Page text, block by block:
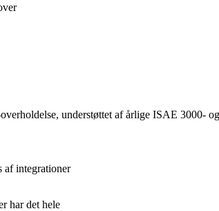
understøttet af årlige ISAE 3000-
integrationer
har det hele